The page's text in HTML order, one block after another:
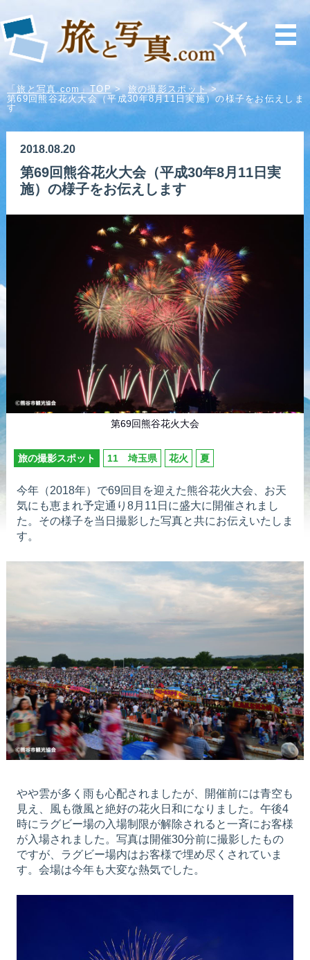
「旅と写真.com」TOP> 旅の撮影スポット>
第69回熊谷花火大会（平成30年8月11日実施）の様子をお伝えしま
す
2018.08.20
第69回熊谷花火大会（平成30年8月11日実
施）の様子をお伝えします
第69回熊谷花火大会
旅の撮影スポット 11 埼玉県 花火 夏
今年（2018年）で69回目を迎えた熊谷花火大会、お天
気にも恵まれ予定通り8月11日に盛大に開催されまし
た。その様子を当日撮影した写真と共にお伝えいたしま
す。
やや雲が多く雨も心配されましたが、開催前には青空も
見え、風も微風と絶好の花火日和になりました。午後4
時にラグビー場の入場制限が解除されると一斉にお客様
が入場されました。写真は開催30分前に撮影したもの
ですが、ラグビー場内はお客様で埋め尽くされていま
す。会場は今年も大変な熱気でした。